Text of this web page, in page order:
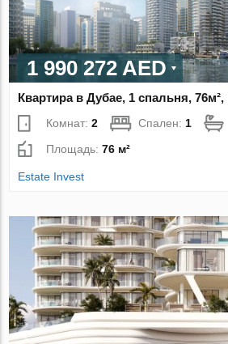
1 990 272 AED
Квартира в Дубае, 1 спальня,
Комнат:2 Спален:1
Площадь:76 м²
Estate Invest